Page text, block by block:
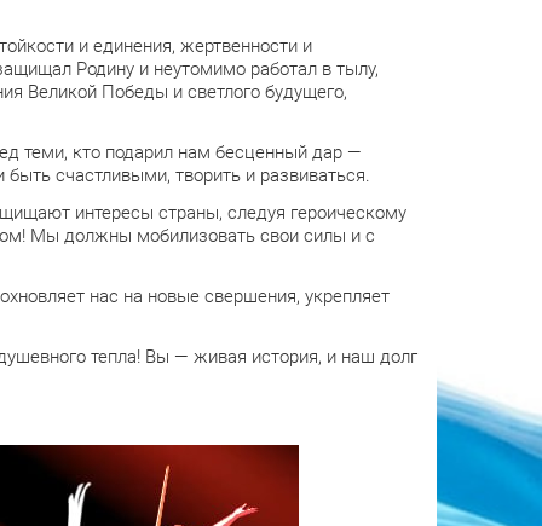
и единения, жертвенности и
Родину и неутомимо работал в тылу,
Великой Победы и светлого будущего,
теми, кто подарил нам бесценный дар —
счастливыми, творить и развиваться.
интересы страны, следуя героическому
Мы должны мобилизовать свои силы и с
нас на новые свершения, укрепляет
тепла! Вы — живая история, и наш долг